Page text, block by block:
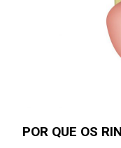
POR QUE OS